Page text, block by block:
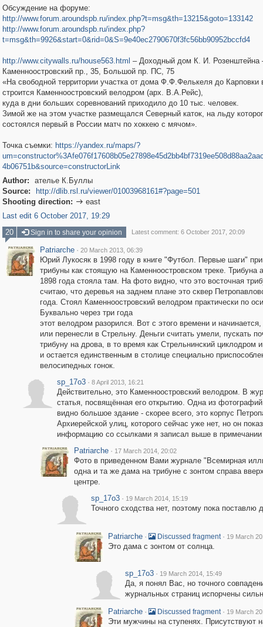
Обсуждение на форуме:
http://www.forum.aroundspb.ru/index.php?t=msg&th=13215&goto=133142
http://www.forum.aroundspb.ru/index.php?
t=msg&th=9926&start=0&rid=0&S=9e40ec2790670f3fc56bb90952bccfd4
http://www.citywalls.ru/house563.html – Доходный дом К. И. Розенштейна
Каменноостровский пр., 35, Большой пр. ПС, 75
«На свободной территории участка от дома Ф.Ф.Фелькеля до Карповки
строится Каменноостровский велодром (арх. В.А.Рейс),
куда в дни больших соревнований приходило до 10 тыс. человек.
Зимой же на этом участке размещался Северный каток, на льду
состоялся первый в России матч по хоккею с мячом».
Точка съемки: https://yandex.ru/maps/?
4b06751b&source=constructorLink
Author:
ателье К.Буллы
Source:
http://dlib.rsl.ru/viewer/01003968161#?page=501
Shooting direction:  east
Last edit 6 October 2017, 19:29
20
Sign in to share your opinion Latest comment: 6 October 2017, 20:09
Patriarche · 20 March 2013, 06:39
Юрий Лукосяк в 1998 году в книге "Футбол. Первые шаги"
трибуны как стоящую на Каменноостровском треке. Трибуна
1898 года стояла там. На фото видно, что это восточная
считаю, что деревья на заднем плане это сквер
года. Стоял Каменноостровский велодром практически по
Буквально через три года
этот велодром разорился. Вот с этого времени и
или перенесли в Стрельну. Деньги считать умели, пускать
трибуну на дрова, в то время как Стрельнинский
и остается единственным в столице специально
велосипедных гонок.
sp_17o3 · 8 April 2013, 16:21
Действительно, это Каменноостровский велодром. В
статья, посвящённая его открытию. Одна из
видно большое здание - скорее всего, это корпус
Архиерейской улиц, которого сейчас уже нет, но он
информацию со ссылками я записал выше в примечании
Patriarche · 17 March 2014, 20:02
Фото в приведенном Вами журнале "Всемирная
одна и та же дама на трибуне с зонтом справа
центре.
sp_17o3 · 19 March 2014, 15:19
Точного сходства нет, поэтому пока поставлю
Patriarche · Discussed fragment · 19 March
Это дама с зонтом от солнца.
sp_17o3 · 19 March 2014, 15:49
Да, я понял Вас, но точного
журнальных страниц испорчены
Patriarche · Discussed fragment · 19 March
Эти мужчины на ступенях. Присутствуют